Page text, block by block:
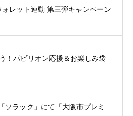
レット連動 第三弾キャンペーン
！パビリオン応援＆お楽しみ袋
ソラック」にて「大阪市プレミ